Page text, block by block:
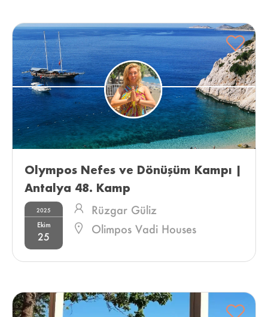
Olympos Nefes ve Dönüşüm Kampı |
Antalya 48. Kamp
2025
Ekim
25
Rüzgar Güliz
Olimpos Vadi Houses